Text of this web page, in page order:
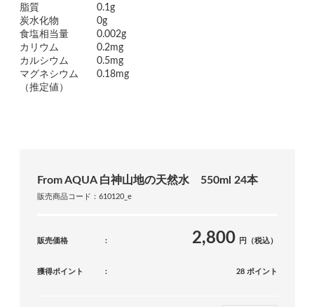
脂質
0.1g
炭水化物
0g
食塩相当量
0.002g
カリウム
0.2mg
カルシウム
0.5mg
マグネシウム
0.18mg
（推定値）
From AQUA 白神山地の天然水 550ml 24本
販売商品コード：610120_e
販売価格 2,800 円（税込）
獲得ポイント 28 ポイント